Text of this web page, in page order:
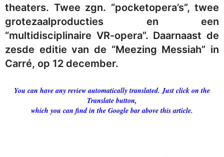
theaters. Twee zgn. “pocketopera’s”, twee
grotezaalproducties en een
“multidisciplinaire VR-opera”. Daarnaast de
zesde editie van de “Meezing Messiah” in
Carré, op 12 december.
You can have any review automatically translated. Just click on the
Translate button,
which you can find in the Google bar above this article.